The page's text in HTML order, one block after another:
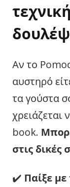
Αν το
αυστηρό
τα γούστα
χρειάζεται
book.
στις δικές
✔️ Παίξε